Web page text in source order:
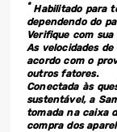
* Habilitado para
dependendo do
Verifique com
As velocidades
acordo com o
outros fatores.
Conectada às
sustentável, a
tomada na caixa
compra dos